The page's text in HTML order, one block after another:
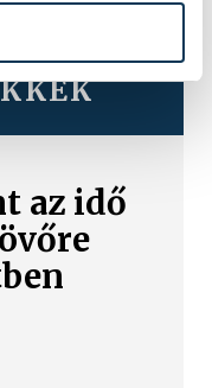
az idő